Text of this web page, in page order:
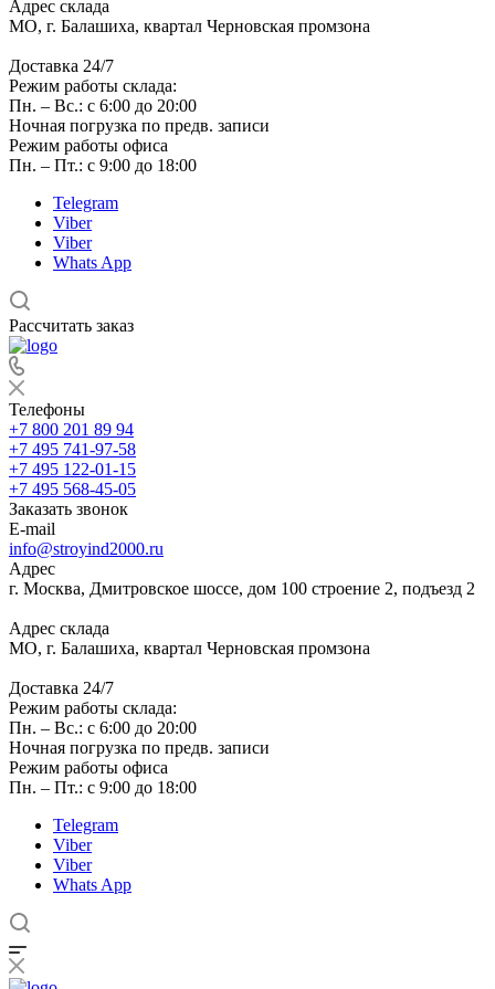
Адрес склада
МО, г. Балашиха, квартал Черновская промзона
Доставка 24/7
Режим работы склада:
Пн. – Вс.: с 6:00 до 20:00
Ночная погрузка по предв. записи
Режим работы офиса
Пн. – Пт.: с 9:00 до 18:00
Telegram
Viber
Viber
Whats App
Рассчитать заказ
Телефоны
+7 800 201 89 94
+7 495 741-97-58
+7 495 122-01-15
+7 495 568-45-05
Заказать звонок
E-mail
info@stroyind2000.ru
Адрес
г. Москва, Дмитровское шоссе, дом 100 строение 2, подъезд 2
Адрес склада
МО, г. Балашиха, квартал Черновская промзона
Доставка 24/7
Режим работы склада:
Пн. – Вс.: с 6:00 до 20:00
Ночная погрузка по предв. записи
Режим работы офиса
Пн. – Пт.: с 9:00 до 18:00
Telegram
Viber
Viber
Whats App